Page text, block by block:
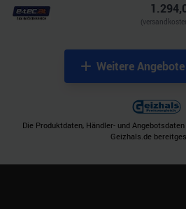
Weitere
Die Produktdaten, Händler- und
Geizhals.de